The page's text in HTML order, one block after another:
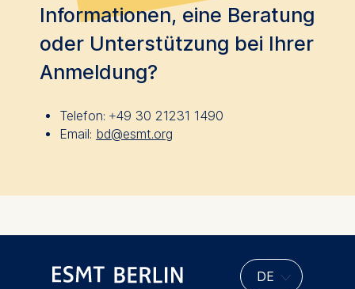
Informationen, eine Beratung
oder Unterstützung bei Ihrer
Anmeldung?
Telefon: +49 30 21231 1490
Email: bd@esmt.org